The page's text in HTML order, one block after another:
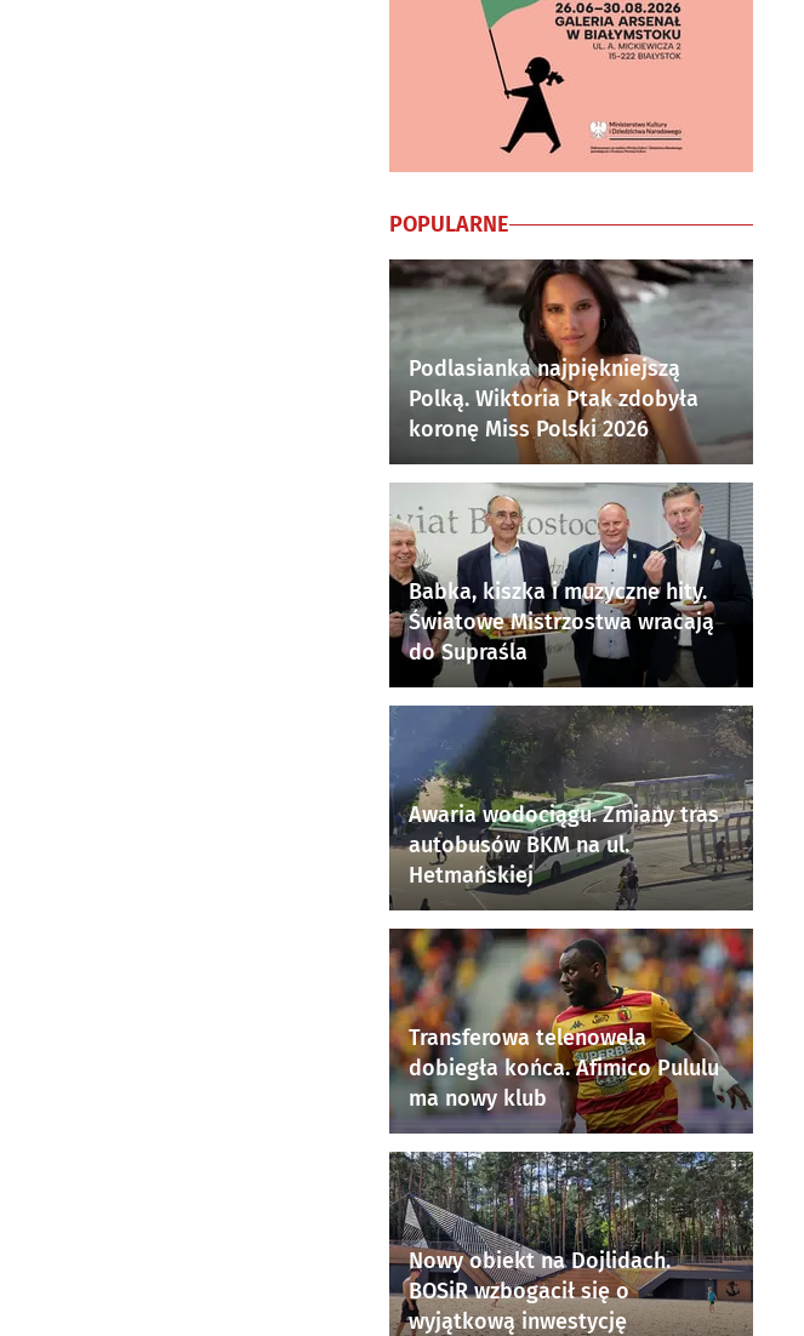
POPULARNE
Podlasianka najpiękniejszą
Polką. Wiktoria Ptak zdobyła
koronę Miss Polski 2026
Babka, kiszka i muzyczne hity.
Światowe Mistrzostwa wracają
do Supraśla
Awaria wodociągu. Zmiany tras
autobusów BKM na ul.
Hetmańskiej
Transferowa telenowela
dobiegła końca. Afimico Pululu
ma nowy klub
Nowy obiekt na Dojlidach.
BOSiR wzbogacił się o
wyjątkową inwestycję